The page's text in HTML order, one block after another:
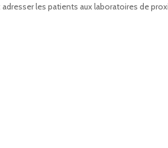
adresser les patients aux laboratoires de